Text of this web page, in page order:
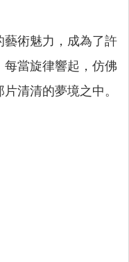
藝術魅力，成為了許
當旋律響起，仿佛
清清的夢境之中。